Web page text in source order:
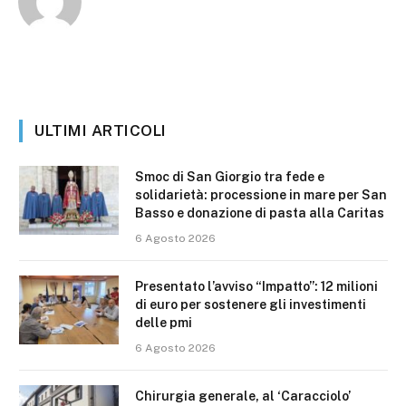
ULTIMI ARTICOLI
Smoc di San Giorgio tra fede e
solidarietà: processione in mare per San
Basso e donazione di pasta alla Caritas
6 Agosto 2026
Presentato l’avviso “Impatto”: 12 milioni
di euro per sostenere gli investimenti
delle pmi
6 Agosto 2026
Chirurgia generale, al ‘Caracciolo’